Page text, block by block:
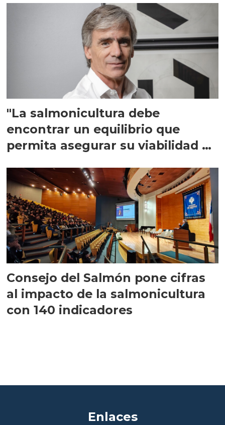
"La salmonicultura debe
encontrar un equilibrio que
permita asegurar su viabilidad de
Consejo del Salmón pone cifras
al impacto de la salmonicultura
con 140 indicadores
Enlaces